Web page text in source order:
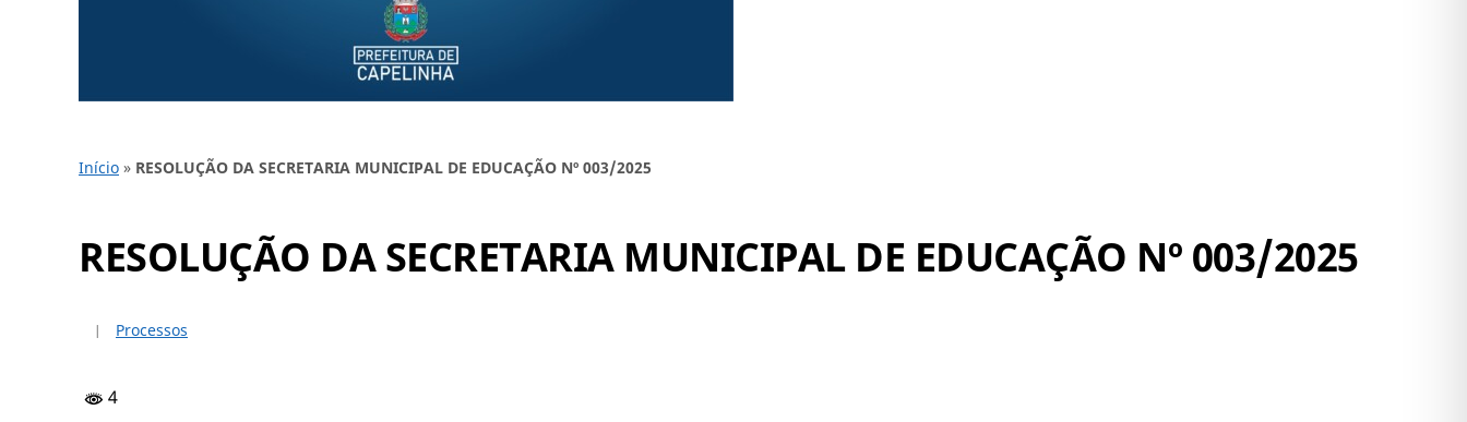
Início » RESOLUÇÃO DA SECRETARIA MUNICIPAL DE EDUCAÇÃO Nº 003/2025
RESOLUÇÃO DA SECRETARIA MUNICIPAL DE EDUCAÇÃO Nº 003/2025
Processos
4